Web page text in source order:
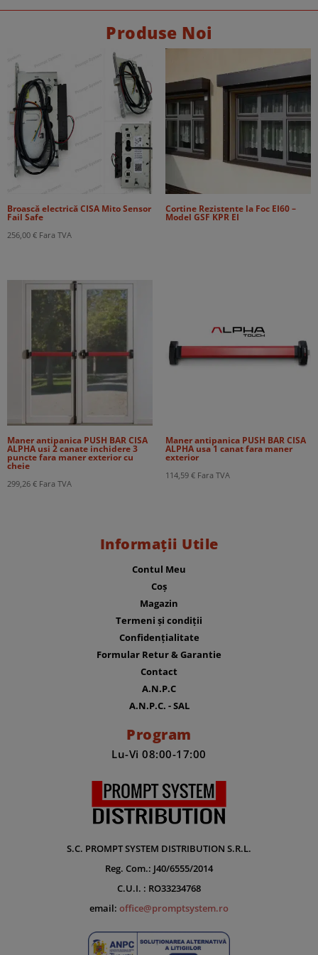
Produse Noi
Broască electrică CISA Mito Sensor
Fail Safe
256,00 € Fara TVA
Cortine Rezistente la Foc EI60 –
Model GSF KPR EI
Maner antipanica PUSH BAR CISA
ALPHA usi 2 canate inchidere 3
puncte fara maner exterior cu
cheie
299,26 € Fara TVA
Maner antipanica PUSH BAR CISA
ALPHA usa 1 canat fara maner
exterior
114,59 € Fara TVA
Informații Utile
Contul Meu
Coș
Magazin
Termeni și condiții
Confidențialitate
Formular Retur & Garantie
Contact
A.N.P.C
A.N.P.C. - SAL
Program
Lu-Vi 08:00-17:00
S.C. PROMPT SYSTEM DISTRIBUTION S.R.L.
Reg. Com.: J40/6555/2014
C.U.I. : RO33234768
email: office@promptsystem.ro